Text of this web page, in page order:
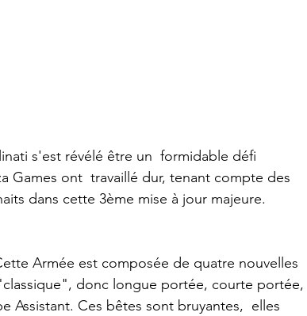
s'est révélé être un  formidable défi
Games ont  travaillé dur, tenant compte des
dans cette 3ème mise à jour majeure.
Armée est composée de quatre nouvelles
donc longue portée, courte portée,
Assistant. Ces bêtes sont bruyantes,  elles